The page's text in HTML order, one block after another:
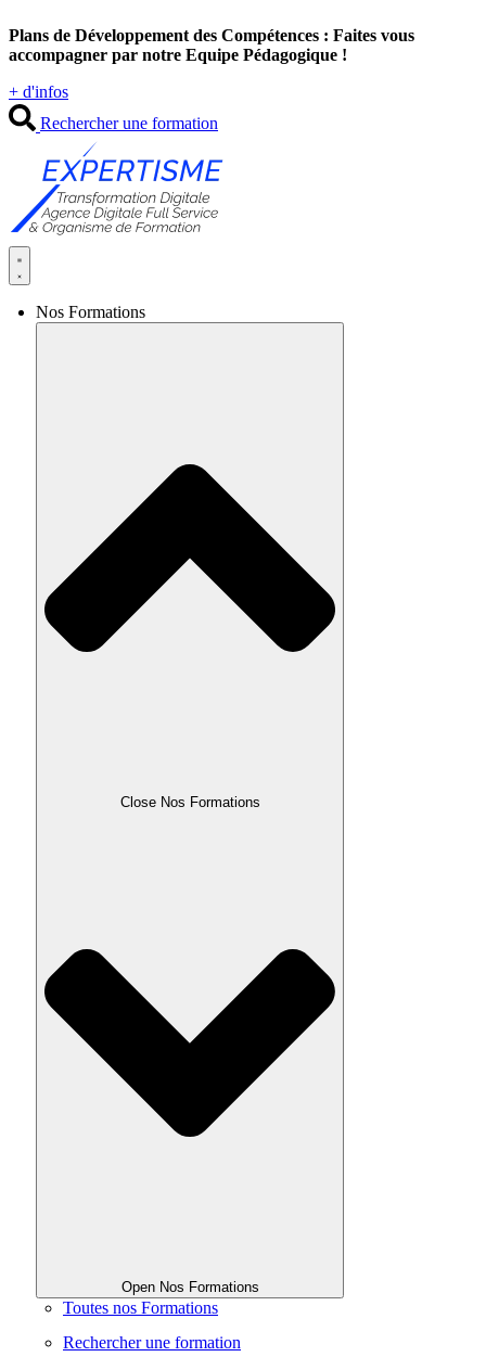
au
contenu
Plans de Développement des Compétences : Faites vous
accompagner par notre Equipe Pédagogique !
+ d'infos
Rechercher une formation
Nos Formations
Close Nos Formations
Open Nos Formations
Toutes nos Formations
Rechercher une formation